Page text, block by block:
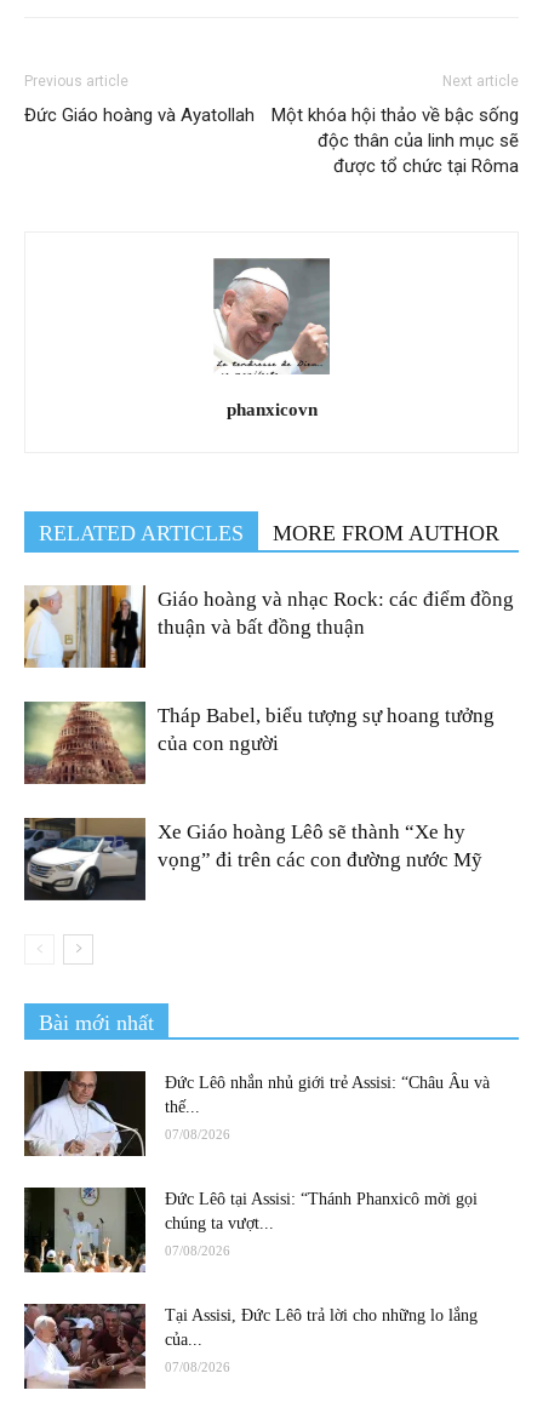
Previous article
Đức Giáo hoàng và Ayatollah
Next article
Một khóa hội thảo về bậc sống
độc thân của linh mục sẽ
được tổ chức tại Rôma
phanxicovn
RELATED ARTICLES MORE FROM AUTHOR
Giáo hoàng và nhạc Rock: các điểm đồng
thuận và bất đồng thuận
Tháp Babel, biểu tượng sự hoang tưởng
của con người
Xe Giáo hoàng Lêô sẽ thành “Xe hy
vọng” đi trên các con đường nước Mỹ
Bài mới nhất
Đức Lêô nhắn nhủ giới trẻ Assisi: “Châu Âu và
thế...
07/08/2026
Đức Lêô tại Assisi: “Thánh Phanxicô mời gọi
chúng ta vượt...
07/08/2026
Tại Assisi, Đức Lêô trả lời cho những lo lắng
của...
07/08/2026